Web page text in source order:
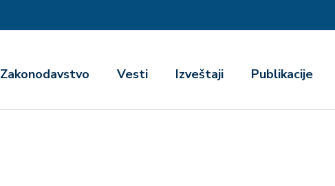
Zakonodavstvo Vesti Izveštaji Publikacije